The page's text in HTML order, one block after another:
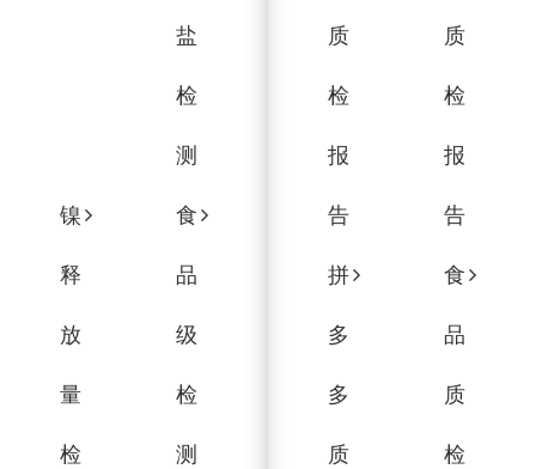
盐
检
测
镍
释
放
量
检
食
品
级
检
测
质
检
报
告
质
检
报
告
拼
多
多
质
食
品
质
检